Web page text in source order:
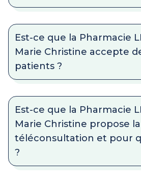
Est-ce que la Pharmacie
Marie Christine accepte
patients ?
Est-ce que la Pharmacie
Marie Christine propose la
téléconsultation et pour
?